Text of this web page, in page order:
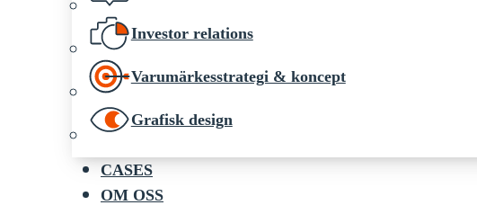
Investor relations
Varumärkesstrategi & koncept
Grafisk design
CASES
OM OSS